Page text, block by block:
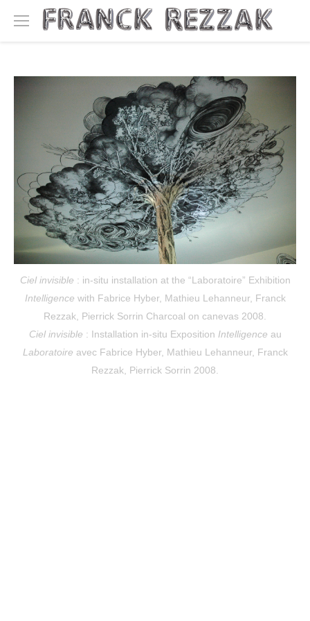
Ciel invisible : in-situ installation at the “Laboratoire” Exhibition
Intelligence with Fabrice Hyber, Mathieu Lehanneur, Franck
Rezzak, Pierrick Sorrin Charcoal on canevas 2008.
Ciel invisible : Installation in-situ Exposition Intelligence au
Laboratoire avec Fabrice Hyber, Mathieu Lehanneur, Franck
Rezzak, Pierrick Sorrin 2008.